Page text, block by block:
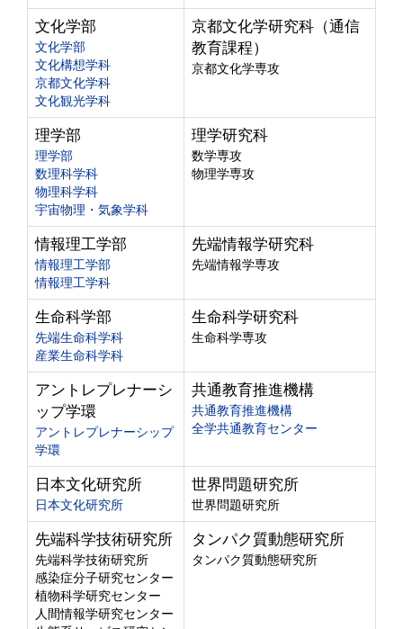
文化学部
文化学部
文化構想学科
京都文化学科
文化観光学科
京都文化学研究科（通信
教育課程）
京都文化学専攻
理学部
理学部
数理科学科
物理科学科
宇宙物理・気象学科
理学研究科
数学専攻
物理学専攻
情報理工学部
情報理工学部
情報理工学科
先端情報学研究科
先端情報学専攻
生命科学部
先端生命科学科
産業生命科学科
生命科学研究科
生命科学専攻
アントレプレナーシ
ップ学環
アントレプレナーシップ
学環
共通教育推進機構
共通教育推進機構
全学共通教育センター
日本文化研究所
日本文化研究所
世界問題研究所
世界問題研究所
先端科学技術研究所
先端科学技術研究所
感染症分子研究センター
植物科学研究センター
人間情報学研究センター
タンパク質動態研究所
タンパク質動態研究所